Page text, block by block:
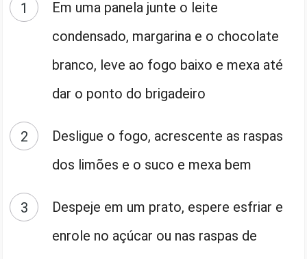
Em uma panela junte o leite
condensado, margarina e o chocolate
branco, leve ao fogo baixo e mexa até
dar o ponto do brigadeiro
Desligue o fogo, acrescente as raspas
dos limões e o suco e mexa bem
Despeje em um prato, espere esfriar e
enrole no açúcar ou nas raspas de